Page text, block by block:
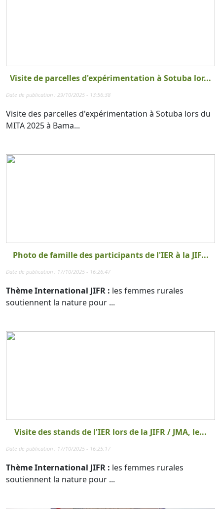
Visite de parcelles d'expérimentation à Sotuba lor...
Date de publication : 29/10/2025 - 13:56:38
Visite des parcelles d'expérimentation à Sotuba lors du
MITA 2025 à Bama...
Photo de famille des participants de l'IER à la JIF...
Date de publication : 17/10/2025 - 16:26:47
Thème International JIFR : les femmes rurales
soutiennent la nature pour ...
Visite des stands de l'IER lors de la JIFR / JMA, le...
Date de publication : 17/10/2025 - 16:25:17
Thème International JIFR : les femmes rurales
soutiennent la nature pour ...